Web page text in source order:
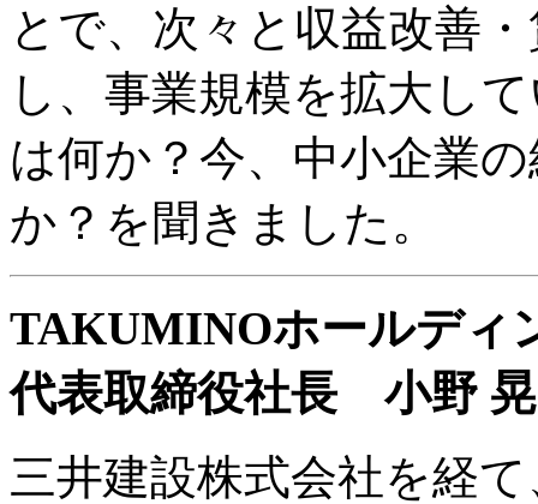
とで、次々と収益改善
し、事業規模を拡大し
は何か？今、中小企業
か？を聞きました。
TAKUMINOホールディ
代表取締役社長 小野
三井建設株式会社を経